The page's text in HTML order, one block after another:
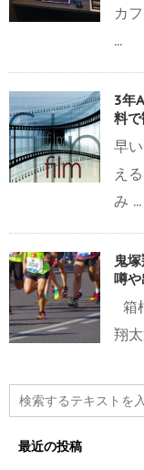
カ
...
3年
料で
早
え
み ...
鬼
噂
箱
翔
最近の投稿